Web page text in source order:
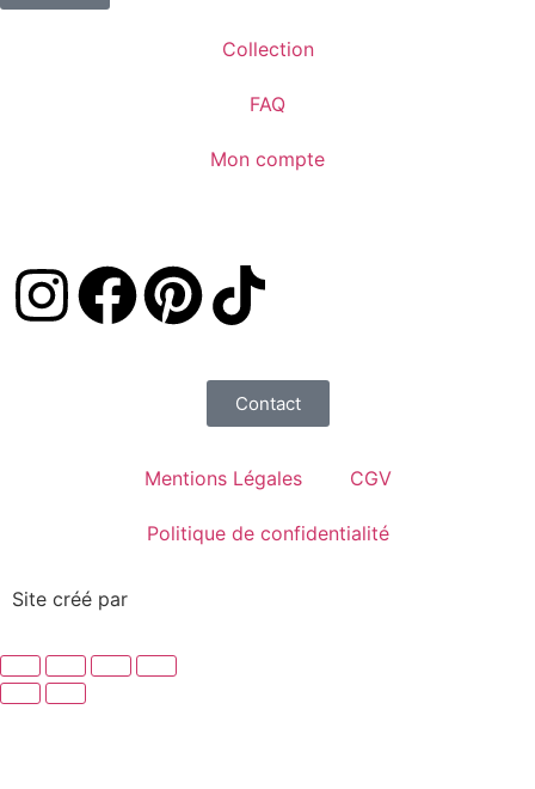
Collection
FAQ
Mon compte
Contact
Mentions Légales CGV
Politique de confidentialité
Site créé par